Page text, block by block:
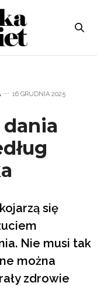
16 GRUDNIA 2025
się
Nie musi tak
można
zdrowie